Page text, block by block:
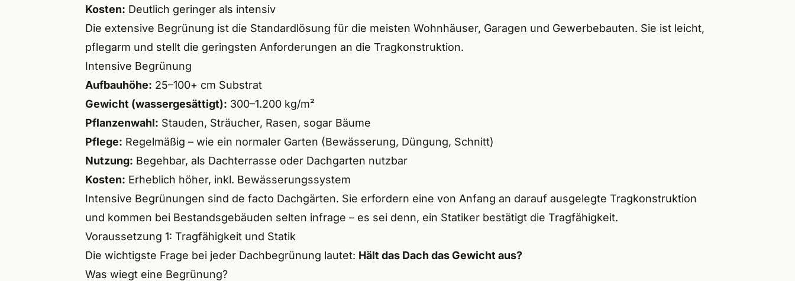
Altdorf bei Nürnberg
Burgthann
Schwarzenbruck
Roth
Rednitzhembach
Schwanstetten
Heilsbronn
Baiersdorf
Kosten: Deutlich geringer als intensiv
Die extensive Begrünung ist die Standardlösung für die meisten Wohnhäuser, Garagen und Gewerbebauten. Sie ist leicht,
pflegarm und stellt die geringsten Anforderungen an die Tragkonstruktion.
Intensive Begrünung
Aufbauhöhe: 25–100+ cm Substrat
Gewicht (wassergesättigt): 300–1.200 kg/m²
Pflanzenwahl: Stauden, Sträucher, Rasen, sogar Bäume
Pflege: Regelmäßig – wie ein normaler Garten (Bewässerung, Düngung, Schnitt)
Nutzung: Begehbar, als Dachterrasse oder Dachgarten nutzbar
Kosten: Erheblich höher, inkl. Bewässerungssystem
Intensive Begrünungen sind de facto Dachgärten. Sie erfordern eine von Anfang an darauf ausgelegte Tragkonstruktion
und kommen bei Bestandsgebäuden selten infrage – es sei denn, ein Statiker bestätigt die Tragfähigkeit.
Voraussetzung 1: Tragfähigkeit und Statik
Die wichtigste Frage bei jeder Dachbegrünung lautet: Hält das Dach das Gewicht aus?
Was wiegt eine Begrünung?